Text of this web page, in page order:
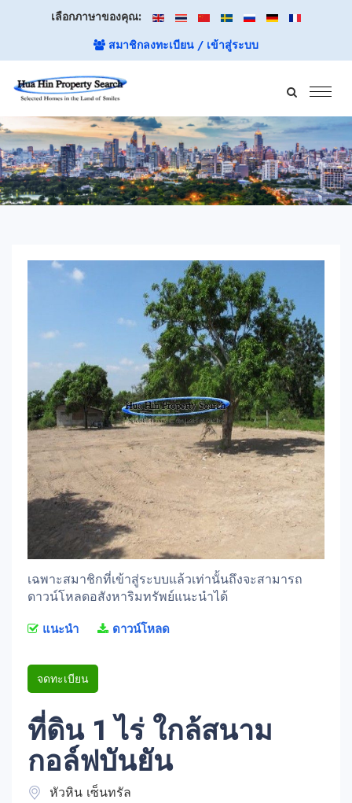
เลือกภาษาของคุณ:
สมาชิกลงทะเบียน / เข้าสู่ระบบ
เฉพาะสมาชิกที่เข้าสู่ระบบแล้วเท่านั้นถึงจะสามารถ
ดาวน์โหลดอสังหาริมทรัพย์แนะนำได้
แนะนำ ดาวน์โหลด
จดทะเบียน
ที่ดิน 1 ไร่ ใกล้สนาม
กอล์ฟบันยัน
หัวหิน เซ็นทรัล